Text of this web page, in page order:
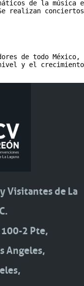
de la música
realizan
de todo México,
y el
Visitantes de La
2 Pte,
Angeles,